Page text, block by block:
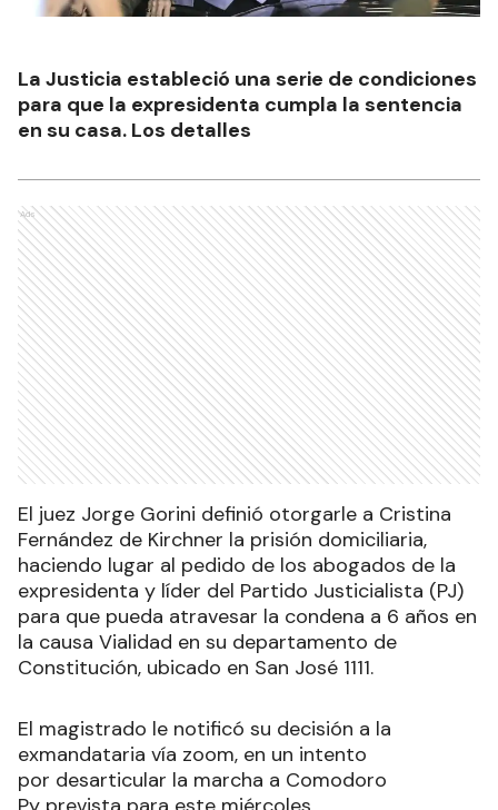
La Justicia estableció una serie de condiciones
para que la expresidenta cumpla la sentencia
en su casa. Los detalles
Ads
El juez Jorge Gorini definió otorgarle a Cristina
Fernández de Kirchner la prisión domiciliaria,
haciendo lugar al pedido de los abogados de la
expresidenta y líder del Partido Justicialista (PJ)
para que pueda atravesar la condena a 6 años en
la causa Vialidad en su departamento de
Constitución, ubicado en San José 1111.
El magistrado le notificó su decisión a la
exmandataria vía zoom, en un intento
por desarticular la marcha a Comodoro